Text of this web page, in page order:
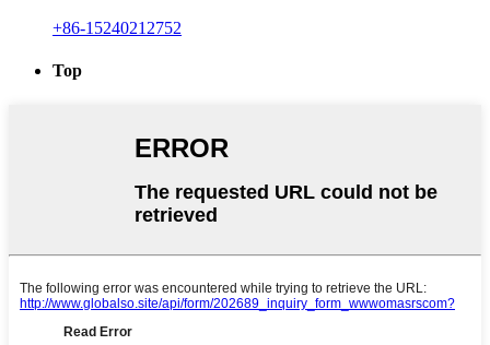
+86-15240212752
Top